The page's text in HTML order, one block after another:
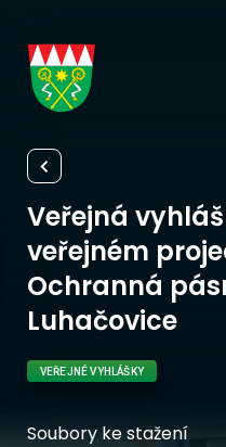
Veřejná
veřejném
Ochranná
Luhačovice
VEŘEJNÉ VYHLÁŠKY
Soubory ke stažení